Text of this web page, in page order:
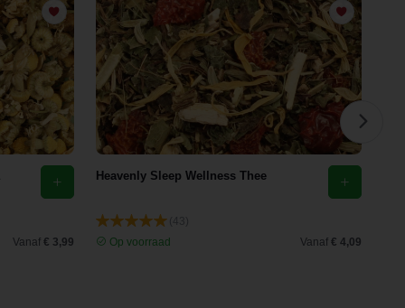
Vanaf € 3,99
Heavenly Sleep Wellness Thee
Op voorraad
Vanaf € 4,09